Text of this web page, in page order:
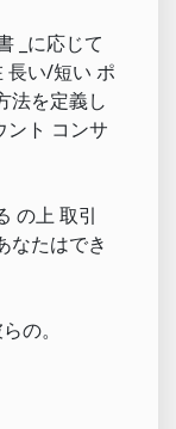
_に応じて
長い/短い ポ
法を定義し
ント コンサ
の上 取引
なたはでき
の。